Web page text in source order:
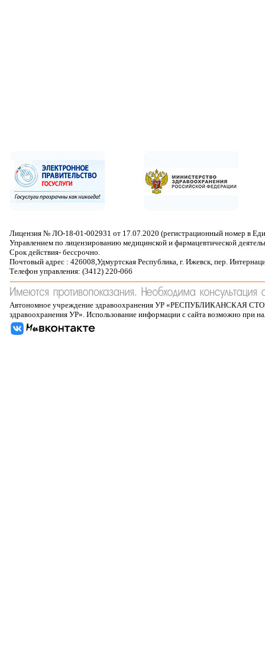
Лицензия № ЛО-18-01-002931 от 17.07.2020 (регистрационный номер в
Управлением по лицензированию медицинской и фармацевтической
Срок действия- бессрочно.
Почтовый адрес : 426008,Удмуртская Республика, г. Ижевск, пер.
Телефон управления: (3412) 220-066
Автономное учреждение здравоохранения УР
здравоохранения УР». Использование информации с сайта возможно при